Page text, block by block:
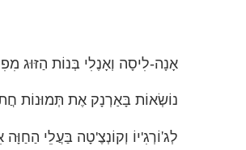
אָנָה-לִיסָה וְאָנֶלִי בְּנוֹת הַזּוּג
נוֹשְׂאוֹת בָּאַרְנָק אֶת תְּמוּנוֹת
לְג'וֹרְגִ'יוֹ וְקוֹנְצֶ'טָה בַּעֲלֵי הַחַוָּה